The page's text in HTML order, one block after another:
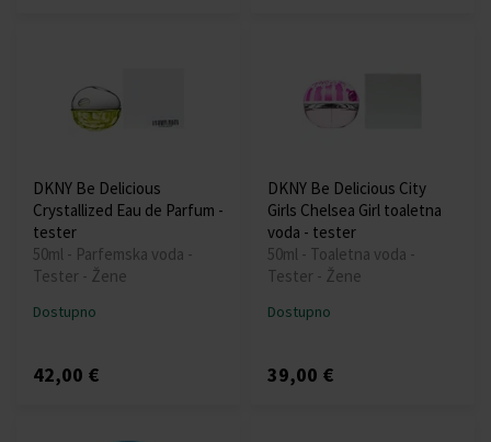
DKNY Be Delicious
Crystallized Eau de Parfum -
tester
50ml - Parfemska voda -
Tester - Žene
Dostupno
42,00 €
DKNY Be Delicious City
Girls Chelsea Girl toaletna
voda - tester
50ml - Toaletna voda -
Tester - Žene
Dostupno
39,00 €